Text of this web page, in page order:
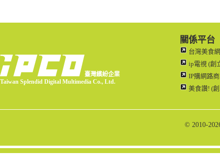
臺灣繽紛企業
Taiwan Splendid Digital Multimedia Co., Ltd.
關係平台
台灣美食
ip電視 (創
IP購網路
美食讚! (
© 2010-